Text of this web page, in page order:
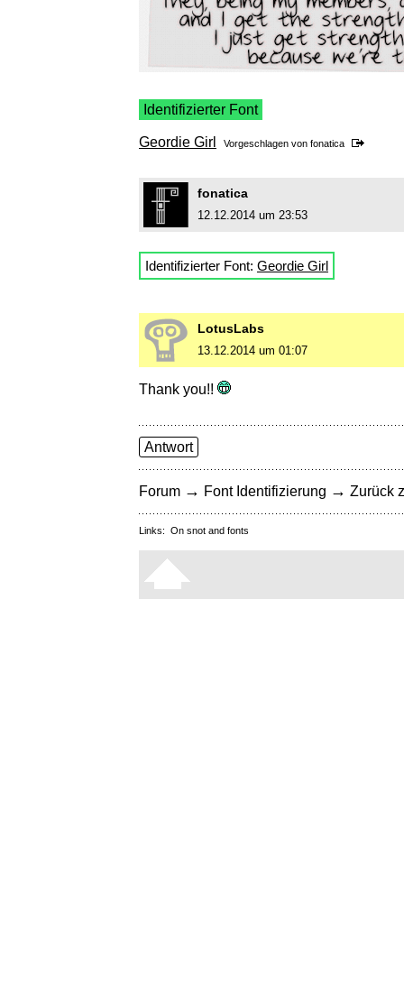
Identifizierter Font
Geordie Girl Vorgeschlagen von fonatica
fonatica
12.12.2014 um 23:53
Identifizierter Font: Geordie Girl
LotusLabs
13.12.2014 um 01:07
Thank you!!
Antwort
Forum → Font Identifizierung → Zurück
Links: On snot and fonts